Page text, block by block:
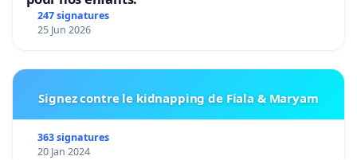
247 signatures
25 Jun 2026
Signez contre le kidnapping de Fiala & Maryam
363 signatures
20 Jan 2024